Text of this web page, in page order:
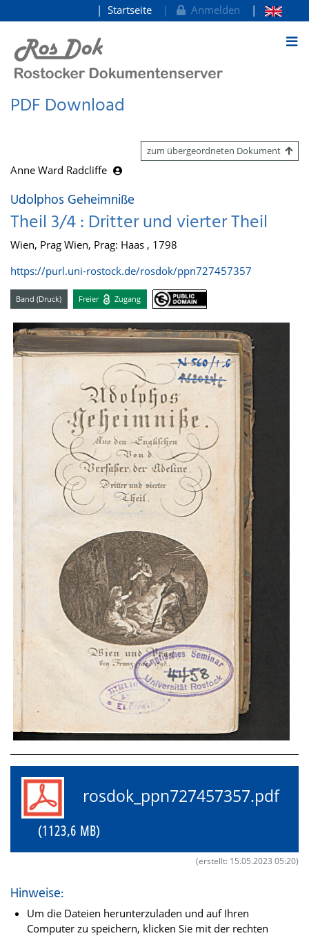
zum Inhalt
Startseite Anmelden
PDF Download
zum übergeordneten Dokument
Anne Ward Radcliffe
Udolphos Geheimniße
Theil 3/4 : Dritter und vierter Theil
Wien, Prag Wien, Prag: Haas , 1798
https://purl.uni-rostock.de/rosdok/ppn727457357
Band (Druck) Freier Zugang
rosdok_ppn727457357.pdf
(1123,6 MB)
(erstellt: 15.05.2023 05:20)
Hinweise:
Um die Dateien herunterzuladen und auf Ihren
Computer zu speichern, klicken Sie mit der rechten